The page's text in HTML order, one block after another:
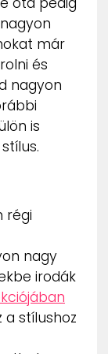
már
és
nagyon
is
régi
nagy
irodák
stílushoz